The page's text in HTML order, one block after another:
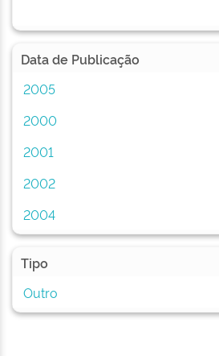
Data de Publicação
2005
2000
2001
2002
2004
Tipo
Outro